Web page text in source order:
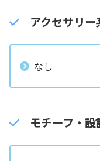
アクセサリー
なし
モチーフ・